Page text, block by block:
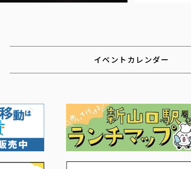
イベントカレンダー